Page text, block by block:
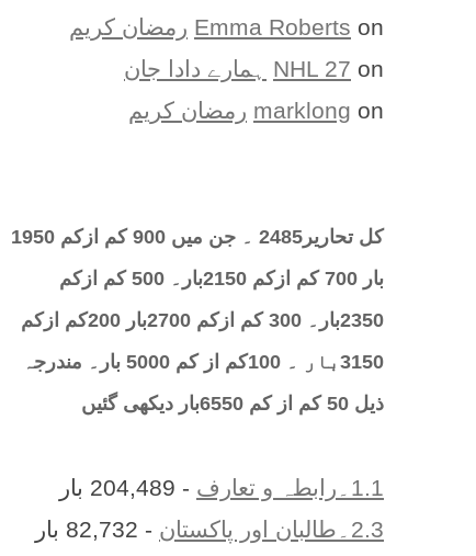
Emma Roberts on
رمضان کریم
NHL 27 on
ہمارے دادا جان
marklong on رمضان کریم
کل تحارير2485 ۔ جن میں 900 کم ازکم 1950
بار 700 کم ازکم 2150بار۔ 500 کم ازکم
2350بار۔ 300 کم ازکم 2700بار 200کم ازکم
3150بار ۔ 100کم از کم 5000 بار۔ مندرجہ
ذیل 50 کم از کم 6550بار دیکھی گئیں
1.1۔رابطہ و تعارف
- 204,489 بار
2.3۔طالبان اور پاکستان
- 82,732 بار